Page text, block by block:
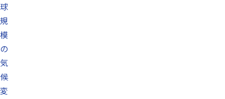
球
規
模
の
気
候
変